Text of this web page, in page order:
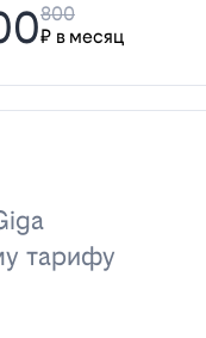
₽ в месяц
800
тарифу